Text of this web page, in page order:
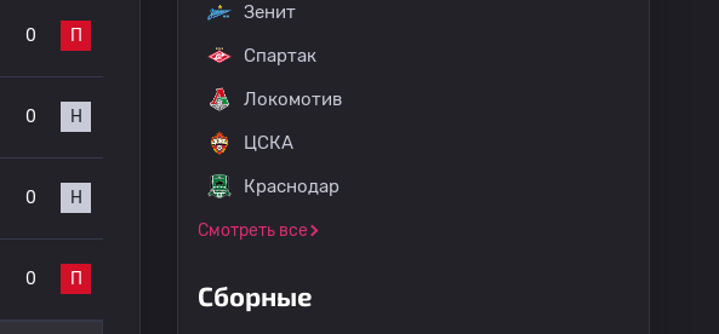
0 П
0 Н
0 Н
0 П
Зенит
Спартак
Локомотив
ЦСКА
Краснодар
Смотреть все
Сборные